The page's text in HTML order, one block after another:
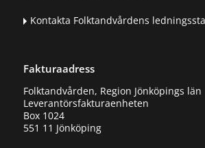
Kontakta Folktandvårdens
Fakturaadress
Folktandvården, Region Jönköpings län
Leverantörsfakturaenheten
Box 1024
551 11 Jönköping